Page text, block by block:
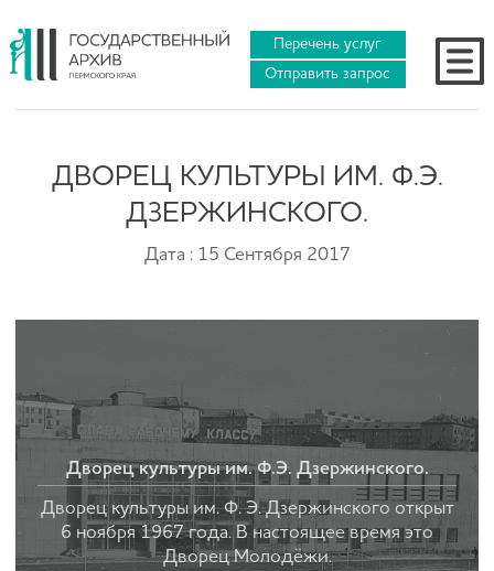
Перечень услуг
Отправить запрос
ДВОРЕЦ КУЛЬТУРЫ ИМ. Ф.Э.
ДЗЕРЖИНСКОГО.
Дата : 15 Сентября 2017
Дворец культуры им. Ф.Э. Дзержинского.
Дворец культуры им. Ф. Э. Дзержинского открыт
6 ноября 1967 года. В настоящее время это
Дворец Молодёжи.